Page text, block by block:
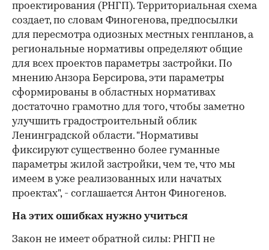
проектирования (РНГП). Территориальная схема
создает, по словам Финогенова, предпосылки
для пересмотра одиозных местных генпланов, а
региональные нормативы определяют общие
для всех проектов параметры застройки. По
мнению Анзора Берсирова, эти параметры
сформированы в областных нормативах
достаточно грамотно для того, чтобы заметно
улучшить градостроительный облик
Ленинградской области. "Нормативы
фиксируют существенно более гуманные
параметры жилой застройки, чем те, что мы
имеем в уже реализованных или начатых
проектах", - соглашается Антон Финогенов.
На этих ошибках нужно учиться
Закон не имеет обратной силы: РНГП не